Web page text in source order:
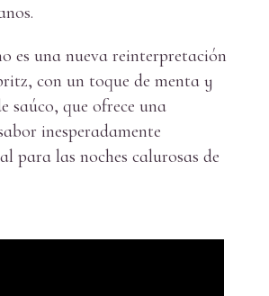
es una nueva reinterpretación
con un toque de menta y
saúco, que ofrece una
inesperadamente
para las noches calurosas de